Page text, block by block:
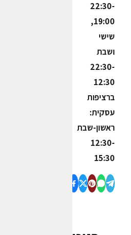
22:30-
19:00,
שישי
ושבת
22:30-
12:30
ברציפות
עסקית:
ראשון-שבת
12:30-
15:30